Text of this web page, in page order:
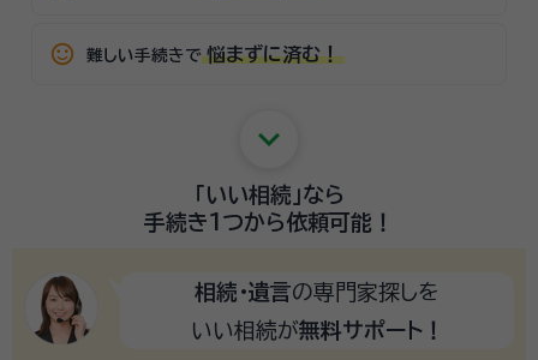
sentiment_satisfied_alt 難しい手続きで 悩まずに済む！
keyboard_arrow_down
「いい相続」なら
手続き1つから依頼可能！
相続・遺言の専門家探しを
いい相続が無料サポート！